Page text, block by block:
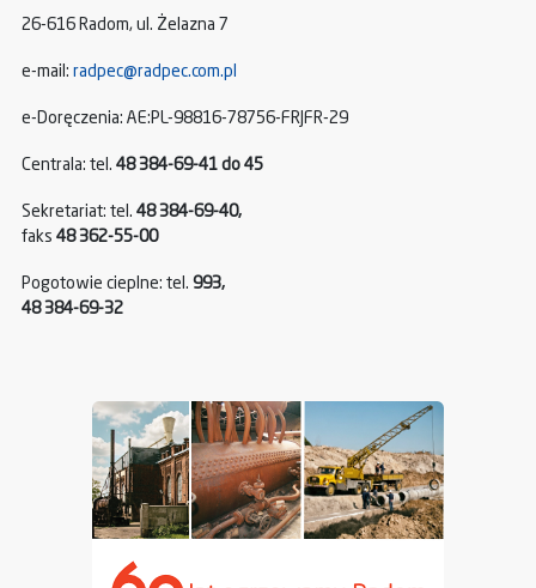
26-616 Radom, ul. Żelazna 7
e-mail: radpec@radpec.com.pl
e-Doręczenia: AE:PL-98816-78756-FRJFR-29
Centrala: tel. 48 384-69-41 do 45
Sekretariat: tel. 48 384-69-40,
faks 48 362-55-00
Pogotowie cieplne: tel. 993,
48 384-69-32